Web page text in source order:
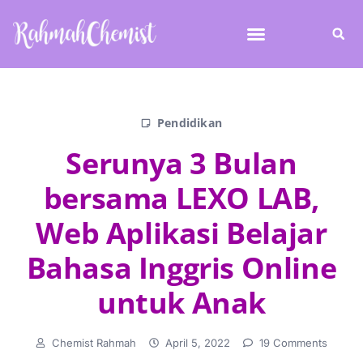
Pendidikan
Serunya 3 Bulan
bersama LEXO LAB,
Web Aplikasi Belajar
Bahasa Inggris Online
untuk Anak
Chemist Rahmah April 5, 2022 19 Comments